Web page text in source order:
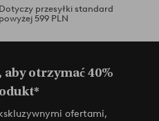
Dotyczy przesyłki standard
powyżej 599 PLN
aby otrzymać 40%
ofertami,